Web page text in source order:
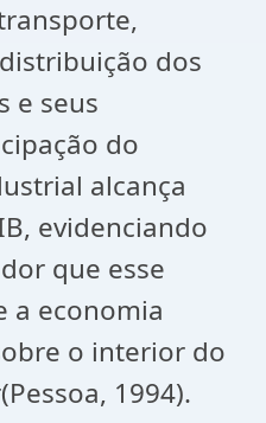
dos
e seus
do
alcança
evidenciando
que esse
a economia
o interior do
1994).